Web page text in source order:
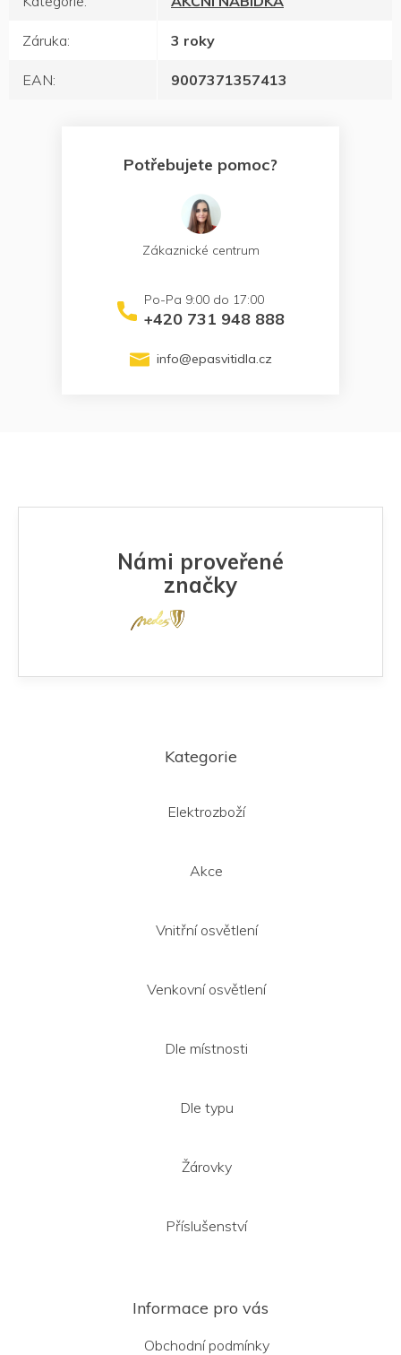
Záruka: 3 roky
EAN: 9007371357413
Potřebujete pomoc?
Zákaznické centrum
+420 731 948 888
info@epasvitidla.cz
Námi proveřené
značky
Kategorie
Elektrozboží
Akce
Vnitřní osvětlení
Venkovní osvětlení
Dle místnosti
Dle typu
Žárovky
Příslušenství
Informace pro vás
Obchodní podmínky